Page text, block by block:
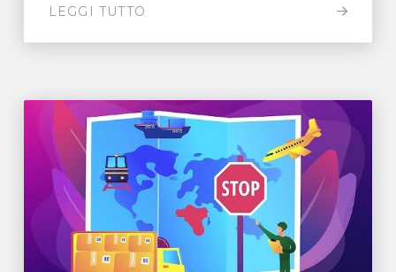
LEGGI TUTTO